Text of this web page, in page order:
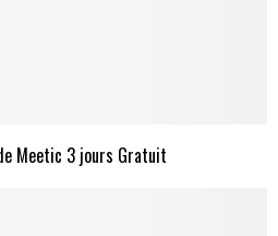
Meetic 3 jours Gratuit